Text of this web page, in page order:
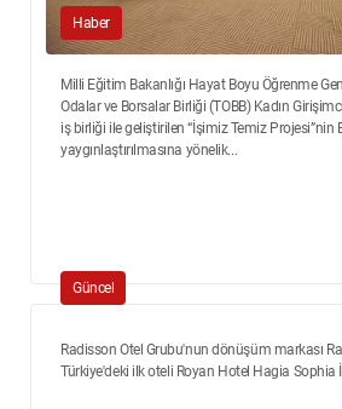
Haber
Milli Eğitim Bakanlığı Hayat Boyu Öğrenme
Odalar ve Borsalar Birliği (TOBB) Kadın
iş birliği ile geliştirilen “İşimiz Temiz Projesi”nin
yaygınlaştırılmasına yönelik...
Güncel
Radisson Otel Grubu'nun dönüşüm markası
Türkiye'deki ilk oteli Royan Hotel Hagia Sophia